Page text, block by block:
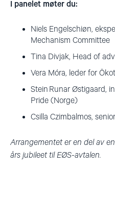
I panelet møter du:
Niels Engelschiøn,
Mechanism Committee
Tina Divjak, Head of
Vera Móra, leder for
Stein Runar Østigaard, i
Pride (Norge)
Csilla Czimbalmos,
Arrangementet er en del av
års jubileet til EØS-avtalen.